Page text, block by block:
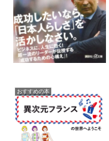
おすすめの本